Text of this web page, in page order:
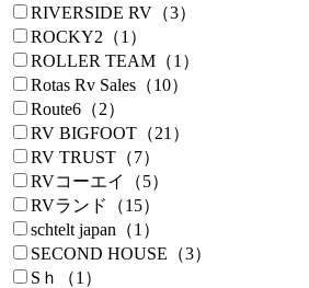
RIVERSIDE RV（3）
ROCKY2（1）
ROLLER TEAM（1）
Rotas Rv Sales（10）
Route6（2）
RV BIGFOOT（21）
RV TRUST（7）
RVコーエイ（5）
RVランド（15）
schtelt japan（1）
SECOND HOUSE（3）
Sｈ（1）